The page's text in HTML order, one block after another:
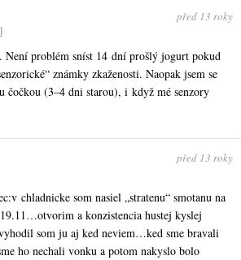
před 13 roky
Není problém sníst 14 dní prošlý jogurt pokud
známky zkaženosti. Naopak jsem se
čočkou (3–4 dni starou), i když mé senzory
před 13 roky
chladnicke som nasiel „stratenu“ smotanu na
a konzistencia hustej kyslej
som ju aj ked neviem…ked sme bravali
ho nechali vonku a potom nakyslo bolo